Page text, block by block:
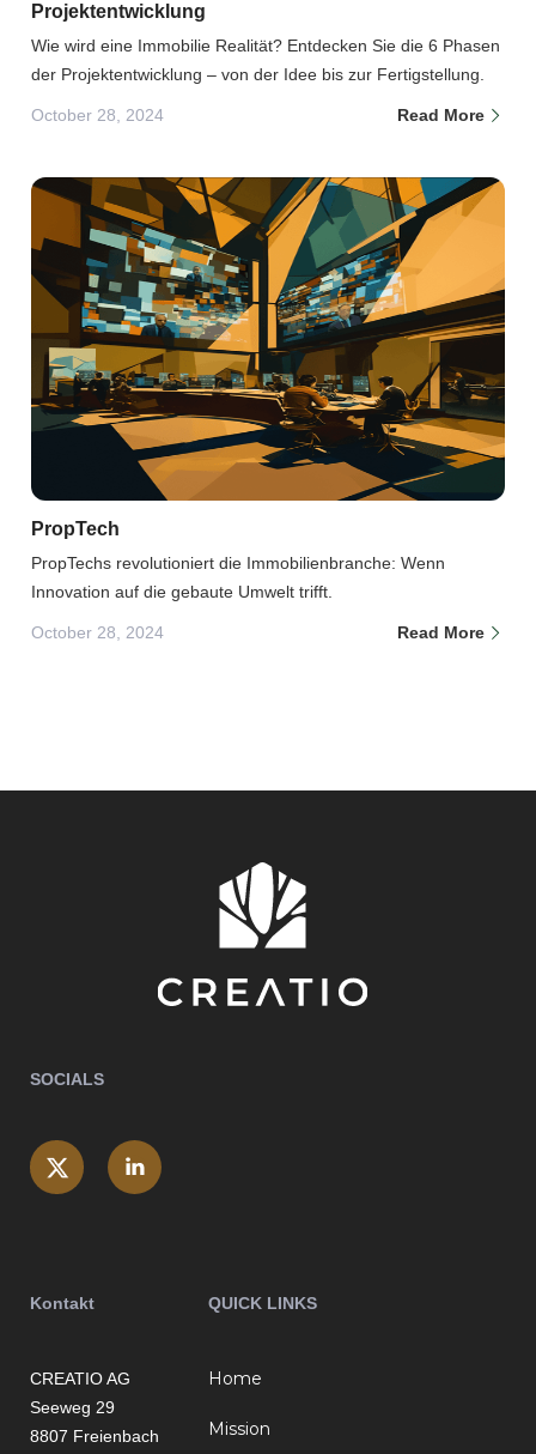
Projektentwicklung
Wie wird eine Immobilie Realität? Entdecken Sie die 6 Phasen
der Projektentwicklung – von der Idee bis zur Fertigstellung.
October 28, 2024 Read More
PropTech
PropTechs revolutioniert die Immobilienbranche: Wenn
Innovation auf die gebaute Umwelt trifft.
October 28, 2024 Read More
SOCIALS
Kontakt
CREATIO AG
Seeweg 29
8807 Freienbach
QUICK LINKS
Home
Mission